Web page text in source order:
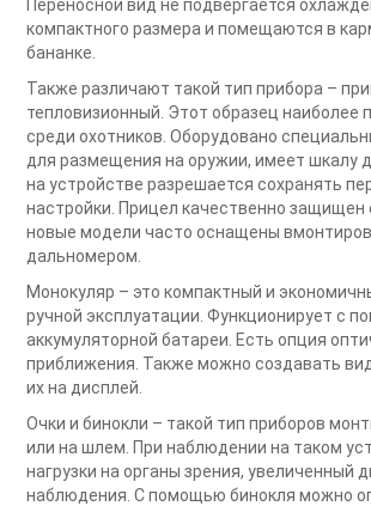
Переносной вид не подвергается
компактного размера и помещаются в
бананке.
Также различают такой тип прибора –
тепловизионный. Этот образец наиболее
среди охотников. Оборудовано
для размещения на оружии, имеет шкалу
на устройстве разрешается сохранять
настройки. Прицел качественно защищен
новые модели часто оснащены
дальномером.
Монокуляр – это компактный и
ручной эксплуатации. Функционирует с
аккумуляторной батареи. Есть опция
приближения. Также можно создавать
их на дисплей.
Очки и бинокли – такой тип приборов
или на шлем. При наблюдении на таком
нагрузки на органы зрения, увеличенный
наблюдения. С помощью бинокля можно